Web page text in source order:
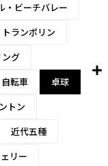
・ビーチバレー
ランポリン
グ
自転車
卓球
トン
近代五種
リー